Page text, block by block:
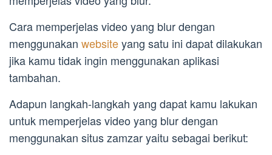
Cara memperjelas video yang blur dengan
menggunakan websiteyang satu ini dapat dilakukan
jika kamu tidak ingin menggunakan aplikasi
tambahan.
Adapun langkah-langkah yang dapat kamu lakukan
untuk memperjelas video yang blur dengan
menggunakan situs zamzar yaitu sebagai berikut: